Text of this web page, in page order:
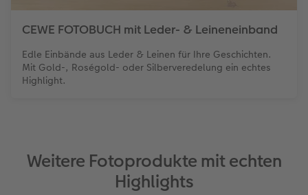
CEWE FOTOBUCH mit Leder- & Leineneinband
Edle Einbände aus Leder & Leinen für Ihre Geschichten.
Mit Gold-, Roségold- oder Silberveredelung ein echtes
Highlight.
Weitere Fotoprodukte mit echten
Highlights